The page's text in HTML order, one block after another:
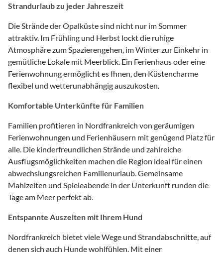
Strandurlaub zu jeder Jahreszeit
Die Strände der Opalküste sind nicht nur im Sommer
attraktiv. Im Frühling und Herbst lockt die ruhige
Atmosphäre zum Spazierengehen, im Winter zur Einkehr in
gemütliche Lokale mit Meerblick. Ein Ferienhaus oder eine
Ferienwohnung ermöglicht es Ihnen, den Küstencharme
flexibel und wetterunabhängig auszukosten.
Komfortable Unterkünfte für Familien
Familien profitieren in Nordfrankreich von geräumigen
Ferienwohnungen und Ferienhäusern mit genügend Platz für
alle. Die kinderfreundlichen Strände und zahlreiche
Ausflugsmöglichkeiten machen die Region ideal für einen
abwechslungsreichen Familienurlaub. Gemeinsame
Mahlzeiten und Spieleabende in der Unterkunft runden die
Tage am Meer perfekt ab.
Entspannte Auszeiten mit Ihrem Hund
Nordfrankreich bietet viele Wege und Strandabschnitte, auf
denen sich auch Hunde wohlfühlen. Mit einer